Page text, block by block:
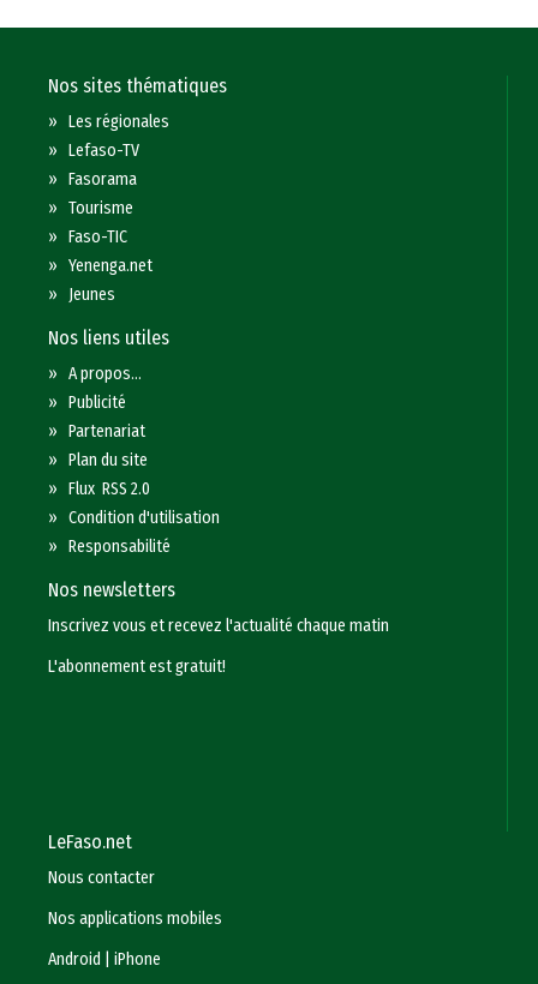
Nos sites thématiques
»Les régionales
»Lefaso-TV
»Fasorama
»Tourisme
»Faso-TIC
»Yenenga.net
» Jeunes
Nos liens utiles
»A propos...
»Publicité
»Partenariat
»Plan du site
»Flux RSS 2.0
»Condition d'utilisation
»Responsabilité
Nos newsletters
Inscrivez vous et recevez l'actualité chaque matin
L'abonnement est gratuit!
LeFaso.net
Nous contacter
Nos applications mobiles
Android
|iPhone